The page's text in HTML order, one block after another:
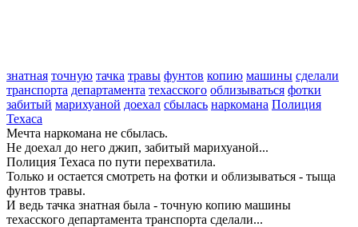
знатная точную тачка травы фунтов копию машины сделали
транспорта департамента техасского облизываться фотки
забитый марихуаной доехал сбылась наркомана Полиция
Техаса
Мечта наркомана не сбылась.
Не доехал до него джип, забитый марихуаной...
Полиция Техаса по пути перехватила.
Только и остается смотреть на фотки и облизываться - тыща
фунтов травы.
И ведь тачка знатная была - точную копию машины
техасского департамента транспорта сделали...